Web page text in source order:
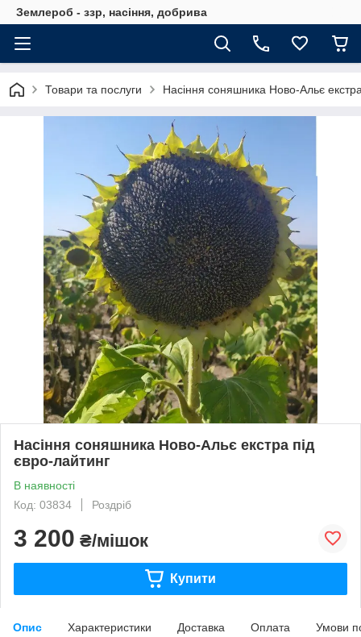
Землероб - ззр, насіння, добрива
Товари та послуги Насіння соняшника Ново-Альє
Насіння соняшника Ново-Альє екстра під
євро-лайтинг
В наявності
Код: 03834
Роздріб
3 200 ₴/мішок
Купити
Опис Характеристики Доставка Оплата Умови